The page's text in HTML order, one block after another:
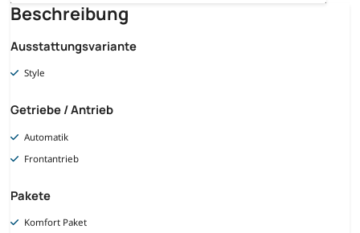
Beschreibung
Ausstattungsvariante
Style
Getriebe / Antrieb
Automatik
Frontantrieb
Pakete
Komfort Paket